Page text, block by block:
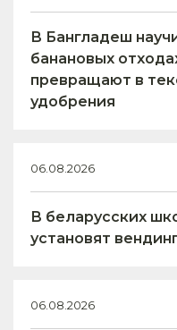
В Бангладеш
банановых
превращают в
удобрения
06.08.2026
В беларусских
установят
06.08.2026